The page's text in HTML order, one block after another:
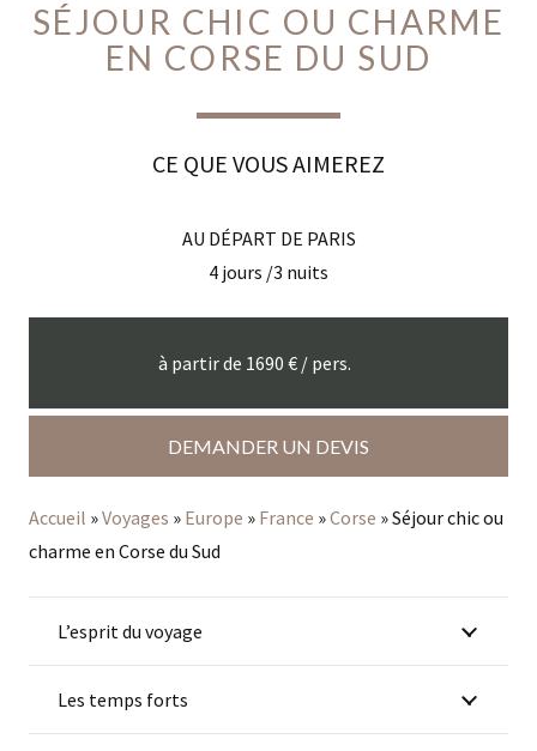
SÉJOUR CHIC OU CHARME
EN CORSE DU SUD
CE QUE VOUS AIMEREZ
AU DÉPART DE PARIS
4 jours /3 nuits
à partir de 1690 € / pers.
DEMANDER UN DEVIS
Accueil »Voyages » Europe » France »Corse »Séjour chic ou
charme en Corse du Sud
L’esprit du voyage
Les temps forts